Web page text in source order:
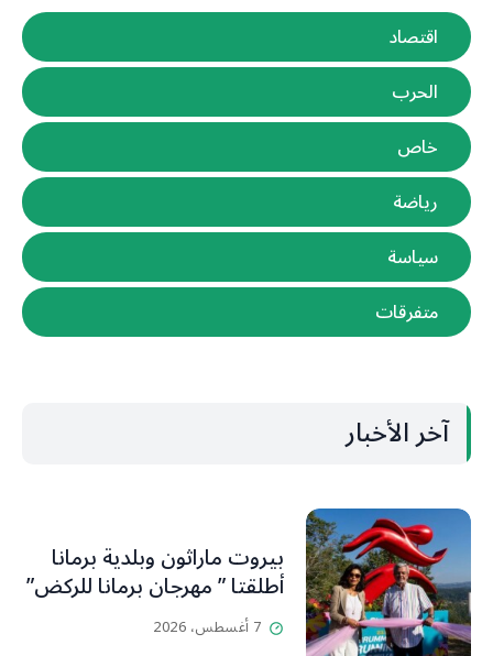
اقتصاد
الحرب
خاص
رياضة
سياسة
متفرقات
آخر الأخبار
بيروت ماراثون وبلدية برمانا
أطلقتا ” مهرجان برمانا للركض”
7 أغسطس، 2026